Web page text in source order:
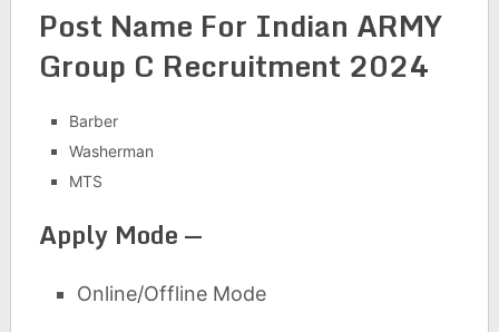
Post Name For Indian ARMY
Group C Recruitment 2024
Barber
Washerman
MTS
Apply Mode —
Online/Offline Mode